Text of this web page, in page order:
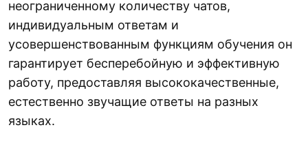
неограниченному количеству чатов,
индивидуальным ответам и
усовершенствованным функциям обучения он
гарантирует бесперебойную и эффективную
работу, предоставляя высококачественные,
естественно звучащие ответы на разных
языках.